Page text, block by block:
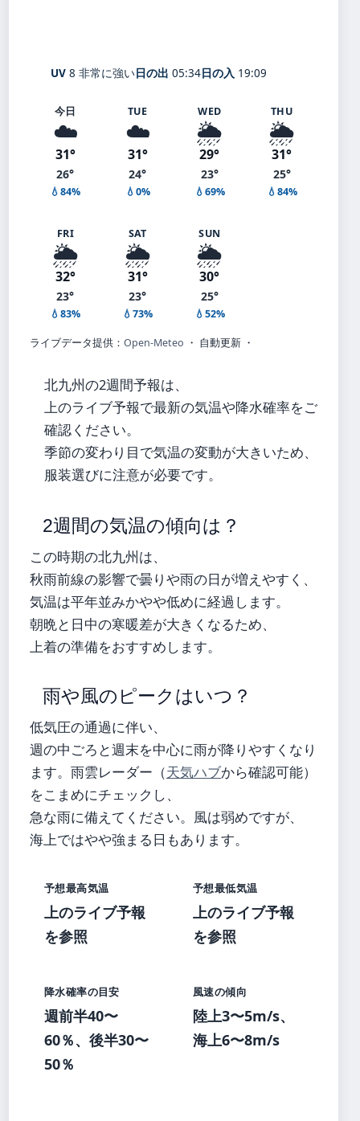
UV 8 非常に強い日の出 05:34日の入 19:09
今日
☁️
31°
26°
💧84%
TUE
☁️
31°
24°
💧0%
WED
🌦️
29°
23°
💧69%
THU
🌦️
31°
25°
💧84%
FRI
🌦️
32°
23°
💧83%
SAT
🌦️
31°
23°
💧73%
SUN
🌦️
30°
25°
💧52%
ライブデータ提供： Open-Meteo ・ 自動更新 ・
北九州の2週間予報は、
上のライブ予報で最新の気温や降水確率をご
確認ください。
季節の変わり目で気温の変動が大きいため、
服装選びに注意が必要です。
2週間の気温の傾向は？
この時期の北九州は、
秋雨前線の影響で曇りや雨の日が増えやすく、
気温は平年並みかやや低めに経過します。
朝晩と日中の寒暖差が大きくなるため、
上着の準備をおすすめします。
雨や風のピークはいつ？
低気圧の通過に伴い、
週の中ごろと週末を中心に雨が降りやすくなり
ます。雨雲レーダー（天気ハブから確認可能）
をこまめにチェックし、
急な雨に備えてください。風は弱めですが、
海上ではやや強まる日もあります。
予想最高気温
上のライブ予報
を参照
予想最低気温
上のライブ予報
を参照
降水確率の目安
週前半40〜
60％、後半30〜
50％
風速の傾向
陸上3〜5m/s、
海上6〜8m/s